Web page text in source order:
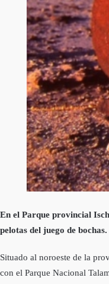
En el Parque provincial
pelotas del juego de bochas.
Situado al noroeste de la
con el Parque Nacional